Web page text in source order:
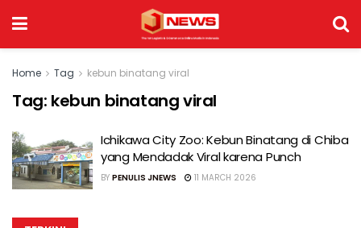
Home Tag kebun binatang viral
Tag: kebun binatang viral
Ichikawa City Zoo: Kebun Binatang di Chiba
yang Mendadak Viral karena Punch
BY PENULIS JNEWS 11 MARCH 2026